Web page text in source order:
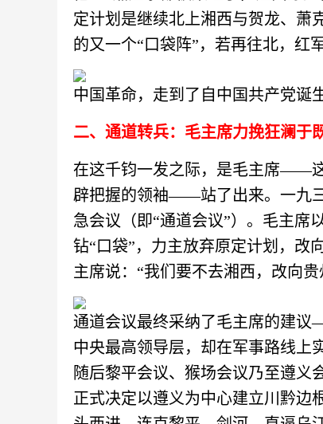
定计划是继续北上湘西与贺龙、
的又一个“口袋阵”，若再往北，红
中国革命，走到了自中国共产党诞
二、通道转兵：毛主席力挽狂澜于
在这千钧一发之际，是毛主席——这
辟把握的领袖——站了出来。一九
急会议（即“通道会议”）。 毛主席
钻“口袋”，力主放弃原定计划，改
主席说：“我们要不去湘西，改向
通道会议最终采纳了毛主席的建议
中央最高领导层，却在军事路线上
随后黎平会议、猴场会议乃至遵义
正式决定以遵义为中心建立川黔边